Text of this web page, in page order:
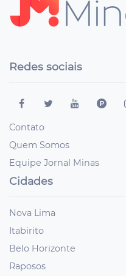
Redes sociais
Contato
Quem Somos
Equipe Jornal Minas
Cidades
Nova Lima
Itabirito
Belo Horizonte
Raposos